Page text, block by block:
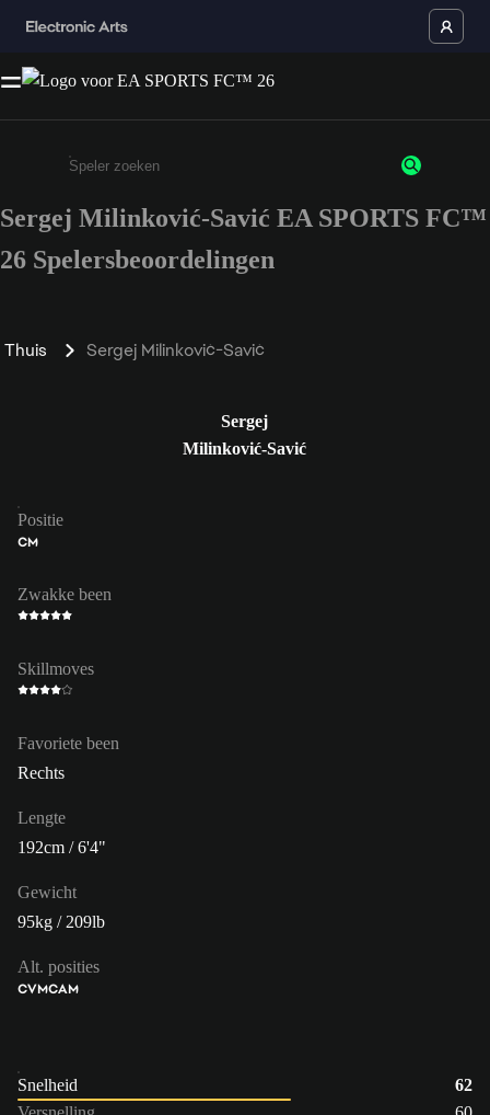
Enter a minimum of 3 characters or numbers
Sergej Milinković-Savić EA SPORTS FC™
26 Spelersbeoordelingen
Thuis Sergej Milinković-Savić
Sergej
Milinković-Savić
Positie
CM
Zwakke been
Skillmoves
Favoriete been
Rechts
Lengte
192cm / 6'4"
Gewicht
95kg / 209lb
Alt. posities
CVMCAM
Snelheid
62